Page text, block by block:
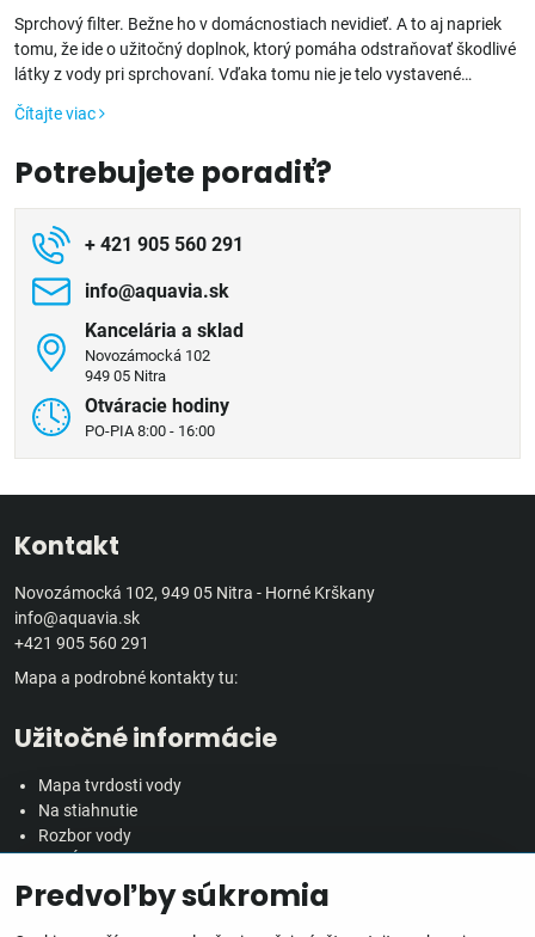
Sprchový filter. Bežne ho v domácnostiach nevidieť. A to aj napriek
tomu, že ide o užitočný doplnok, ktorý pomáha odstraňovať škodlivé
látky z vody pri sprchovaní. Vďaka tomu nie je telo vystavené
Čítajte viac
Potrebujete poradiť?
+ 421 905 560 291
info​@aquavia​.sk
Kancelária a sklad
Novozámocká 102
949 05 Nitra
Otváracie hodiny
PO-PIA 8:00 - 16:00
Kontakt
Novozámocká 102, 949 05 Nitra - Horné Krškany
info@aquavia.sk
+421 905 560 291
Mapa a podrobné kontakty tu:
Užitočné informácie
Mapa tvrdosti vody
Na stiahnutie
Rozbor vody
Veľkoobchodná spolupráca
Predvoľby súkromia